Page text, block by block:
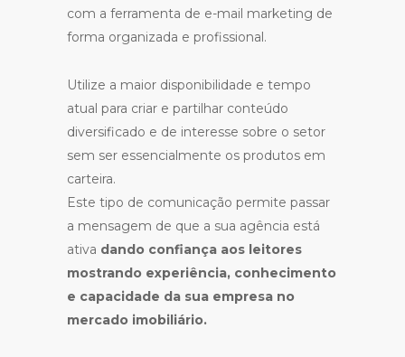
com a ferramenta de e-mail marketing de
forma organizada e profissional.
Utilize a maior disponibilidade e tempo
atual para criar e partilhar conteúdo
diversificado e de interesse sobre o setor
sem ser essencialmente os produtos em
carteira.
Este tipo de comunicação permite passar
a mensagem de que a sua agência está
ativa dando confiança aos leitores
mostrando experiência, conhecimento
e capacidade da sua empresa no
mercado imobiliário.